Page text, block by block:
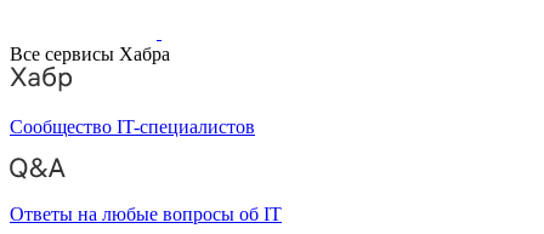
Все сервисы Хабра
Сообщество IT-специалистов
Ответы на любые вопросы об IT